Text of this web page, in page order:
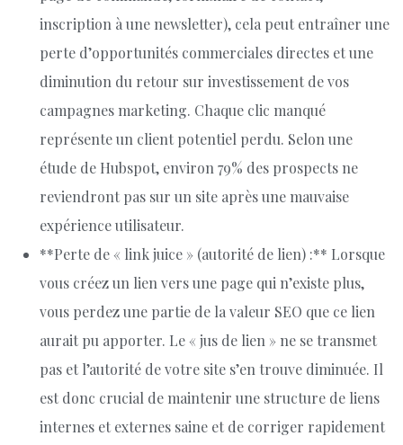
inscription à une newsletter), cela peut entraîner une
perte d’opportunités commerciales directes et une
diminution du retour sur investissement de vos
campagnes marketing. Chaque clic manqué
représente un client potentiel perdu. Selon une
étude de Hubspot, environ 79% des prospects ne
reviendront pas sur un site après une mauvaise
expérience utilisateur.
**Perte de « link juice » (autorité de lien) :** Lorsque
vous créez un lien vers une page qui n’existe plus,
vous perdez une partie de la valeur SEO que ce lien
aurait pu apporter. Le « jus de lien » ne se transmet
pas et l’autorité de votre site s’en trouve diminuée. Il
est donc crucial de maintenir une structure de liens
internes et externes saine et de corriger rapidement